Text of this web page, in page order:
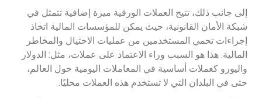
إلى جانب ذلك، تتيح العملات الورقية ميزة إضافية تتمثل في
شبكة الأمان القانونية، حيث يمكن للمؤسسات المالية اتخاذ
إجراءات تحمي المستخدمين من عمليات الاحتيال والمخاطر
المالية. هذا هو السبب وراء الاعتماد على عملات، مثل: الدولار
واليورو كعملات أساسية في المعاملات اليومية حول العالم،
حتى في البلدان التي لا تستخدم هذه العملات محليًا.